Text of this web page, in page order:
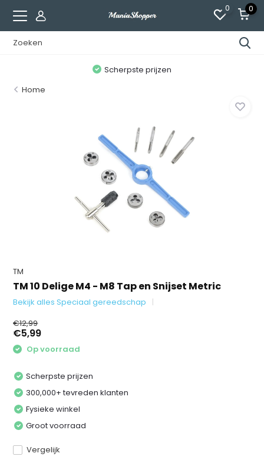
0 0
Scherpste prijzen
Home
TM
TM 10 Delige M4 - M8 Tap en Snijset Metric
Bekijk alles Speciaal gereedschap
€12,99
€5,99
Op voorraad
Scherpste prijzen
300,000+ tevreden klanten
Fysieke winkel
Groot voorraad
Vergelijk